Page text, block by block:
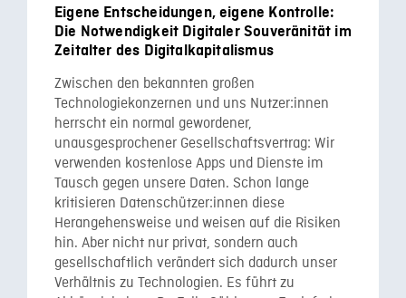
Eigene Entscheidungen, eigene Kontrolle:
Die Notwendigkeit Digitaler Souveränität im
Zeitalter des Digitalkapitalismus
Zwischen den bekannten großen
Technologiekonzernen und uns Nutzer:innen
herrscht ein normal gewordener,
unausgesprochener Gesellschaftsvertrag: Wir
verwenden kostenlose Apps und Dienste im
Tausch gegen unsere Daten. Schon lange
kritisieren Datenschützer:innen diese
Herangehensweise und weisen auf die Risiken
hin. Aber nicht nur privat, sondern auch
gesellschaftlich verändert sich dadurch unser
Verhältnis zu Technologien. Es führt zu